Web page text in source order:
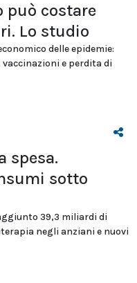
può costare
Lo studio
delle epidemie:
e perdita di
spesa.
sotto
39,3 miliardi di
negli anziani e nuovi